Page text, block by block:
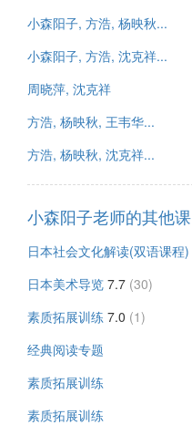
小森阳子, 方浩, 杨映秋...
小森阳子, 方浩, 沈克祥...
周晓萍, 沈克祥
方浩, 杨映秋, 王韦华...
方浩, 杨映秋, 沈克祥...
小森阳子老师的其他课
日本社会文化解读(双语课程)
日本美术导览 7.7 (30)
素质拓展训练 7.0 (1)
经典阅读专题
素质拓展训练
素质拓展训练